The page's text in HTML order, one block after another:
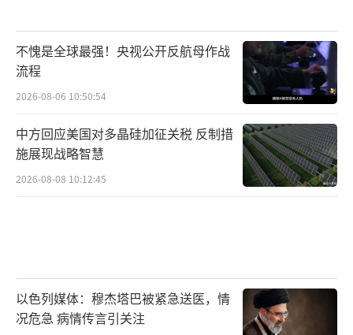
不愧是全球最强！央视公开反航母作战
流程
2026-08-06 10:50:54
中方回应美国对多晶硅加征关税 反制措
施展现战略智慧
2026-08-08 10:12:45
以色列媒体：穆杰塔巴被紧急送医，情
况危急 病情传言引关注